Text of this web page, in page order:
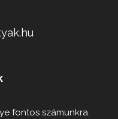
fontos számunkra.